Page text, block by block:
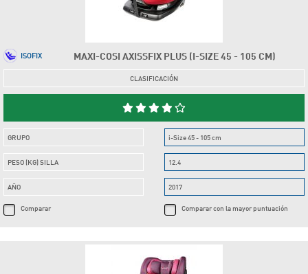
MAXI-COSI AXISSFIX PLUS (I-SIZE 45 - 105 CM)
ISOFIX
CLASIFICACIÓN
GRUPO
PESO (KG) SILLA
AÑO
Comparar
i-Size 45 - 105 cm
12.4
2017
Comparar con la mayor puntuación